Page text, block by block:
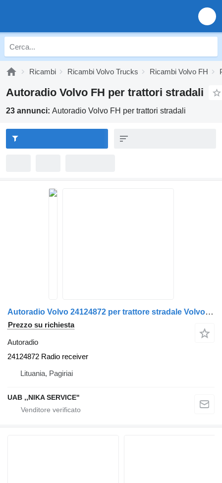
Ricambi Ricambi Volvo Trucks Ricambi Volvo FH
Autoradio Volvo FH per trattori stradali
23 annunci: Autoradio Volvo FH per trattori stradali
Autoradio Volvo 24124872 per trattore stradale Volvo FH5
Prezzo su richiesta
Autoradio
24124872 Radio receiver
Lituania, Pagiriai
UAB ,,NIKA SERVICE''